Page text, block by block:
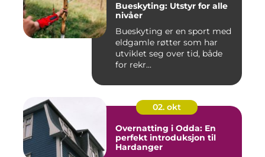
Bueskyting: Utstyr for alle
nivåer
Bueskyting er en sport med
eldgamle røtter som har
utviklet seg over tid, både
for rekr...
02. okt
Overnatting i Odda: En
perfekt introduksjon til
Hardanger